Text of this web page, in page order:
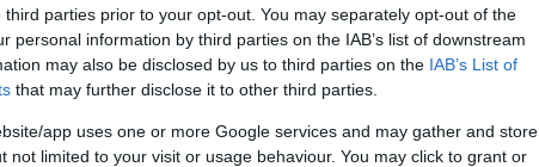
third parties prior to your opt-out. You may separately opt-out of the
personal information by third parties on the IAB’s list of downstream
may also be disclosed by us to third parties on the IAB’s List of
that may further disclose it to other third parties.
app uses one or more Google services and may gather and store
not limited to your visit or usage behaviour. You may click to grant or